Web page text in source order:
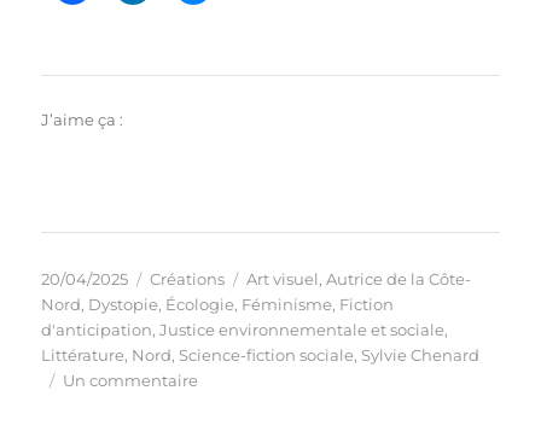
J’aime ça :
Publié
le
20/04/2025 Catégories
Créations Étiquettes
Art visuel,Autrice de la Côte-
Nord, Dystopie, Écologie, Féminisme, Fiction
d'anticipation,Justice environnementale et sociale,
Littérature, Nord, Science-fiction sociale, Sylvie Chenard
Un commentaire